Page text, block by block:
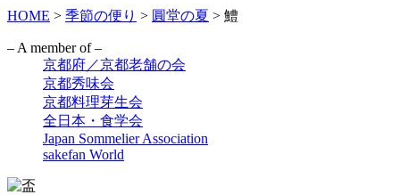
HOME > 季節の便り > 圓堂の夏 > 鱧
– A member of –
京都府／京都老舗の会
京都秀味会
京都料理芽生会
全日本・食学会
Japan Sommelier Association
sakefan World